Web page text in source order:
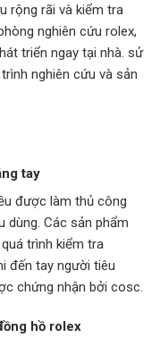
rộng rãi và kiểm tra
nghiên cứu rolex,
triển ngay tại nhà. sử
nghiên cứu và sản
tay
được làm thủ công
dùng. Các sản phẩm
trình kiểm tra
đến tay người tiêu
chứng nhận bởi cosc.
hồ rolex